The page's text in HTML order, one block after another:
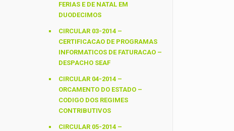
FERIAS E DE NATAL EM
DUODECIMOS
CIRCULAR 03-2014 –
CERTIFICACAO DE PROGRAMAS
INFORMATICOS DE FATURACAO –
DESPACHO SEAF
CIRCULAR 04-2014 –
ORCAMENTO DO ESTADO –
CODIGO DOS REGIMES
CONTRIBUTIVOS
CIRCULAR 05-2014 –